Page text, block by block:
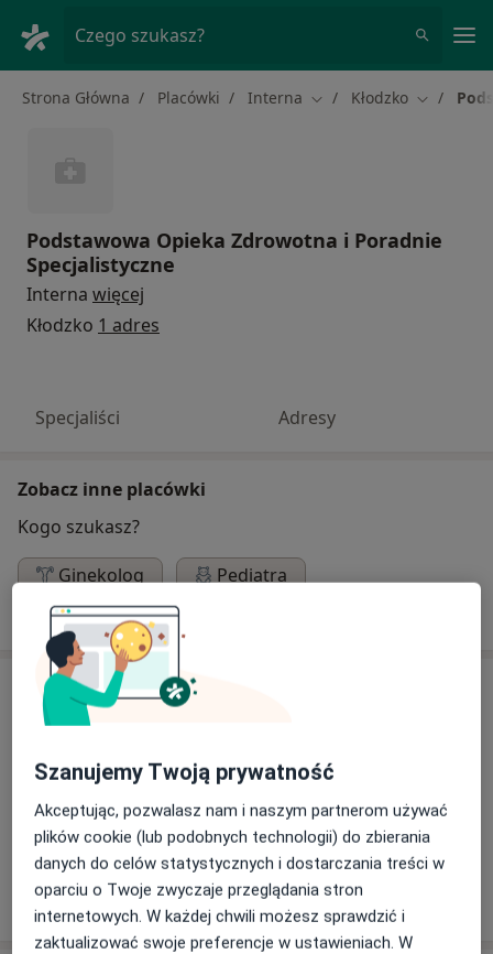
Czego szukasz?
Strona Główna Placówki Interna Zmień miasto
Kłodzko Zmień
Podstawowa Opieka Zdrowotna i Poradnie
Specjalistyczne
Interna więcej
Kłodzko 1 adres
Specjaliści Adresy
Zobacz inne placówki
Kogo szukasz?
Ginekolog
Pediatra
Szukaj innej specjalizacji
Specjaliści
lek. Elżbieta Majdowska-Ciupińska
Reumatolog, Internista
Szanujemy Twoją prywatność
Akceptując, pozwalasz nam i naszym partnerom używać
plików cookie (lub podobnych technologii) do zbierania
danych do celów statystycznych i dostarczania treści w
oparciu o Twoje zwyczaje przeglądania stron
internetowych. W każdej chwili możesz sprawdzić i
zaktualizować swoje preferencje w ustawieniach. W